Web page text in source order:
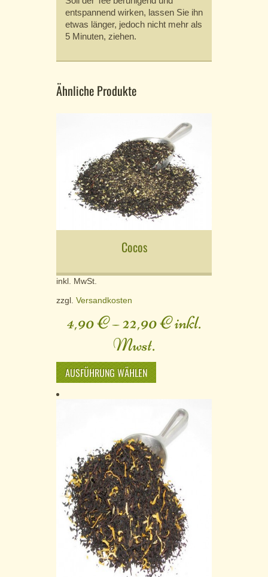
entspannend wirken, lassen Sie ihn
etwas länger, jedoch nicht mehr als
5 Minuten, ziehen.
Ähnliche Produkte
Cocos
inkl. MwSt.
zzgl. Versandkosten
4,90€–22,90€inkl.
Mwst.
AUSFÜHRUNG WÄHLEN